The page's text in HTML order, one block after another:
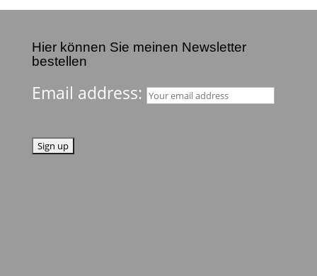
Hier können Sie meinen Newsletter
bestellen
Email address: